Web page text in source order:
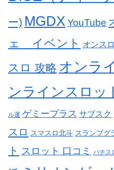
ー) MGDXYouTube
ェ イベント
オンス
スロ 攻略 オンラ
ンラインスロ
ル運 ゲミープラス サブスク
スロ スマスロ北斗 スランプグ
ト スロット 口コミ パチス